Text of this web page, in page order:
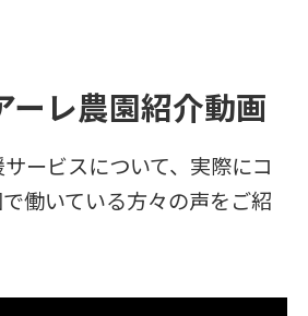
ーレ農園紹介動画
ービスについて、実際にコ
働いている方々の声をご紹